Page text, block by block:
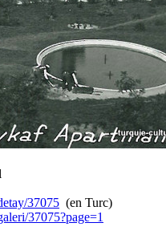
37075 (en Turc)
37075?page=1